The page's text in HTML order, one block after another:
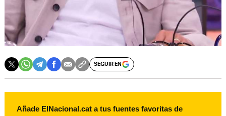
SEGUIR EN
Añade ElNacional.cat a tus fuentes favoritas de